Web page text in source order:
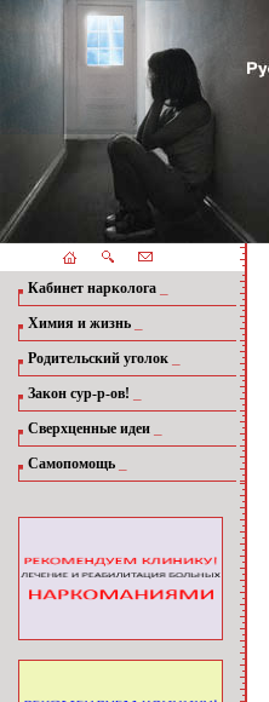
Кабинет нарколога
Химия и жизнь
Родительский уголок
Закон сур-р-ов!
Сверхценные идеи
Самопомощь